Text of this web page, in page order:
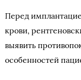
Перед
крови,
выявить
особенностей